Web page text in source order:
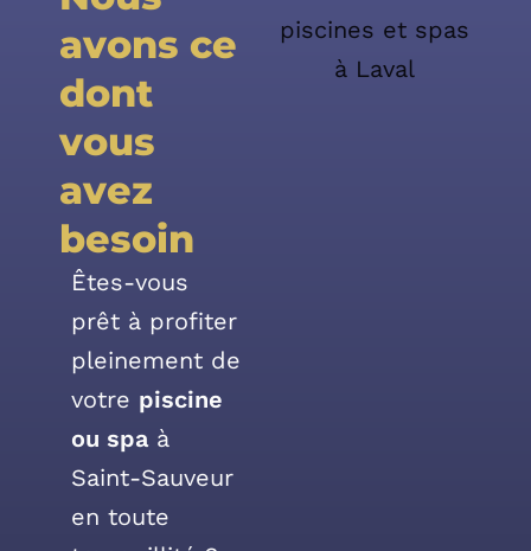
avons ce
dont
vous
avez
besoin
Êtes-vous
prêt à profiter
pleinement de
votre piscine
ou spaà
Saint-Sauveur
en toute